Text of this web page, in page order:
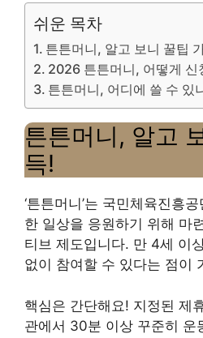
쉬운 목차
튼튼머니, 알고 보니 꿀팁
2026 튼튼머니, 어떻게 신
튼튼머니, 어디에 쓸 수 있
튼튼머니, 알고
득!
‘튼튼머니’는 국민체육진흥
한 일상을 응원하기 위해 마
티브 제도입니다. 만 4세 이
없이 참여할 수 있다는 점이
핵심은 간단해요! 지정된 제
관에서 30분 이상 꾸준히 운